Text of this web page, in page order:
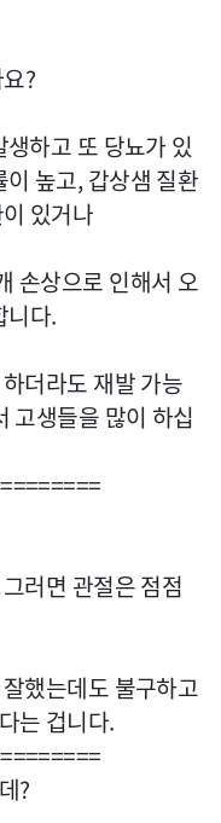
?
하고 또 당뇨가 있
높고, 갑상샘 질환
있거나
손상으로 인해서 오
니다.
더라도 재발 가능
고생들을 많이 하십
러면 관절은 점점
했는데도 불구하고
는 겁니다.
?